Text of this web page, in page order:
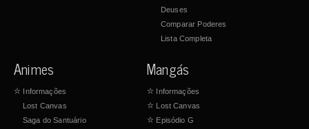
Deuses
Comparar Poderes
Lista Completa
Animes
☆ Informações
Lost Canvas
Saga do Santuário
Mangás
☆ Informações
☆ Lost Canvas
☆ Episódio G